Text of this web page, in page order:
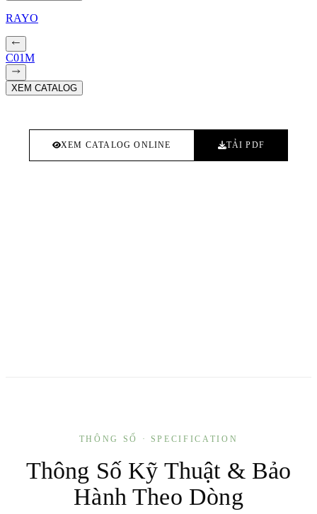
RAYO
C01M
XEM CATALOG
XEM CATALOG ONLINE TẢI PDF
THÔNG SỐ · SPECIFICATION
Thông Số Kỹ Thuật & Bảo
Hành Theo Dòng